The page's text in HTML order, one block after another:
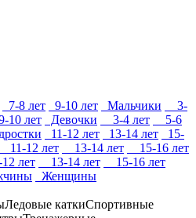
7-8 лет 9-10 лет Мальчики
3-
10 лет Девочки 3-4 лет
5-6
11-12 лет 13-14 лет
15-
11-12 лет 13-14 лет
15-16 лет
лет 13-14 лет
15-16 лет
Женщины
Ледовые каткиСпортивные